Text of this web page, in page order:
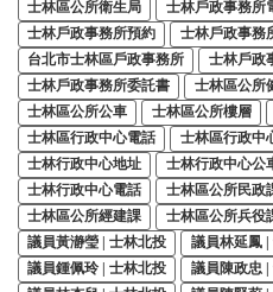
士林區公所衛生局
士林戶政事務所
士林戶政事務所預約
士林戶政事務
台北市士林區戶政事務所
士林戶政
士林戶政事務所委託書
士林區公所
士林區公所公車
士林區公所樓層
士林區行政中心電話
士林區行政中
士林行政中心地址
士林行政中心公
士林行政中心電話
士林區公所民政
士林區公所經建課
士林區公所兵役
議員黃瀞瑩 | 士林北投
議員林延鳳 |
議員鍾佩玲 | 士林北投
議員陳政忠 |